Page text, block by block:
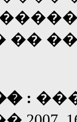
��
: